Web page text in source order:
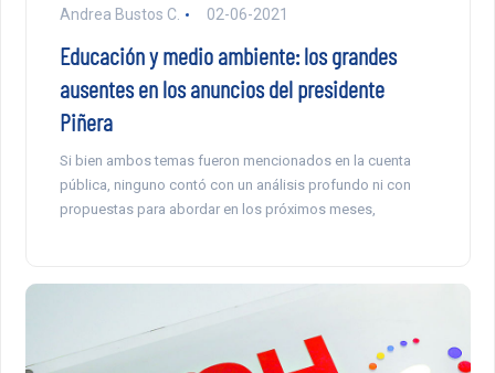
Andrea Bustos C. 02-06-2021
Educación y medio ambiente: los grandes
ausentes en los anuncios del presidente
Piñera
Si bien ambos temas fueron mencionados en la cuenta
pública, ninguno contó con un análisis profundo ni con
propuestas para abordar en los próximos meses,